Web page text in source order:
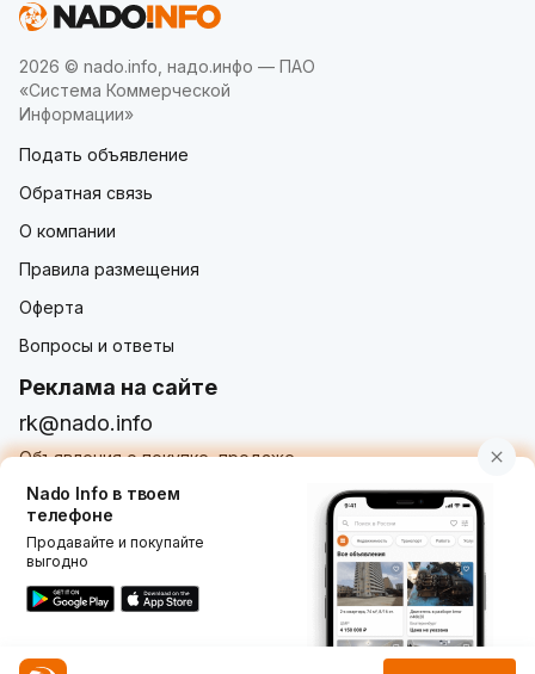
2026 © nado.info, надо.инфо — ПАО
«Система Коммерческой
Информации»
Подать объявление
Обратная связь
О компании
Правила размещения
Оферта
Вопросы и ответы
Реклама на сайте
rk@nado.info
Объявления о покупке, продаже,
услугах от частных лиц и организаций
Использование nado.info, в том числе и размещение
объявлений на сайте означает принятие условий
nado.info. Оплачивая
оферту о заключении
Nado Info в твоем
телефоне
Продавайте и покупайте
выгодно